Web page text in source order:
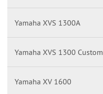
Yamaha XVS 1300A
Yamaha XVS 1300 Custom
Yamaha XV 1600